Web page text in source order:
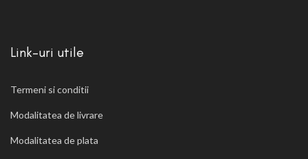
Link-uri utile
Termeni si conditii
Modalitatea de livrare
Modalitatea de plata